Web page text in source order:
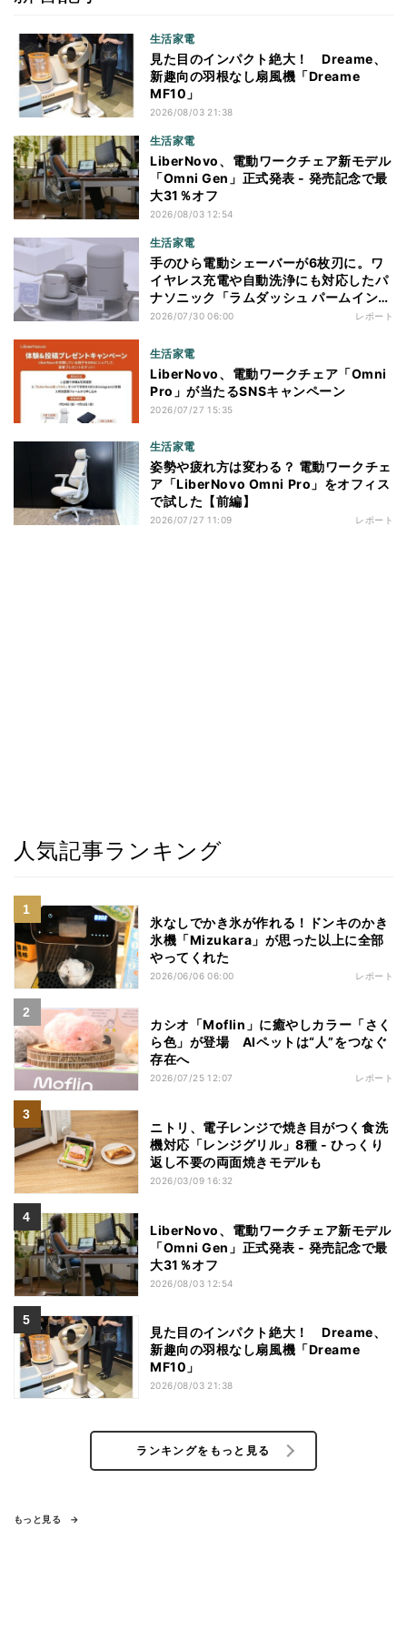
生活家電
見た目のインパクト絶大！ Dreame、
新趣向の羽根なし扇風機「Dreame
MF10」
2026/08/03 21:38
生活家電
LiberNovo、電動ワークチェア新モデル
「Omni Gen」正式発表 - 発売記念で最
大31％オフ
2026/08/03 12:54
生活家電
手のひら電動シェーバーが6枚刃に。ワ
イヤレス充電や自動洗浄にも対応したパ
ナソニック「ラムダッシュ パームイン
プロ」を体験
2026/07/30 06:00 レポート
生活家電
LiberNovo、電動ワークチェア「Omni
Pro」が当たるSNSキャンペーン
2026/07/27 15:35
生活家電
姿勢や疲れ方は変わる？ 電動ワークチェ
ア「LiberNovo Omni Pro」をオフィス
で試した【前編】
2026/07/27 11:09 レポート
人気記事ランキング
氷なしでかき氷が作れる！ドンキのかき
氷機「Mizukara」が思った以上に全部
やってくれた
2026/06/06 06:00 レポート
カシオ「Moflin」に癒やしカラー「さく
ら色」が登場 AIペットは“人”をつなぐ
存在へ
2026/07/25 12:07 レポート
ニトリ、電子レンジで焼き目がつく食洗
機対応「レンジグリル」8種 - ひっくり
返し不要の両面焼きモデルも
2026/03/09 16:32
LiberNovo、電動ワークチェア新モデル
「Omni Gen」正式発表 - 発売記念で最
大31％オフ
2026/08/03 12:54
見た目のインパクト絶大！ Dreame、
新趣向の羽根なし扇風機「Dreame
MF10」
2026/08/03 21:38
ランキングをもっと見る
もっと見る